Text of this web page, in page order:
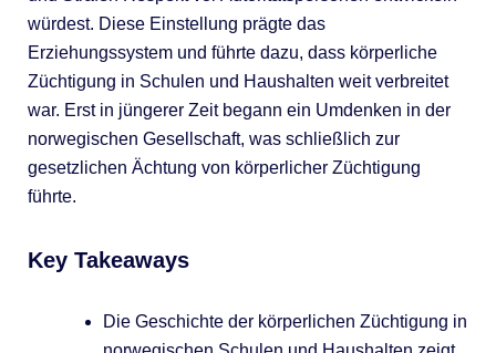
würdest. Diese Einstellung prägte das
Erziehungssystem und führte dazu, dass körperliche
Züchtigung in Schulen und Haushalten weit verbreitet
war. Erst in jüngerer Zeit begann ein Umdenken in der
norwegischen Gesellschaft, was schließlich zur
gesetzlichen Ächtung von körperlicher Züchtigung
führte.
Key Takeaways
Die Geschichte der körperlichen Züchtigung in